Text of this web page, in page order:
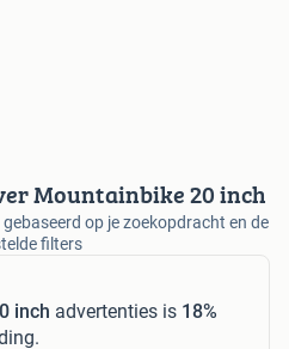
Mountainbike 20 inch
op je zoekopdracht en de
filters
inch advertenties is 18%